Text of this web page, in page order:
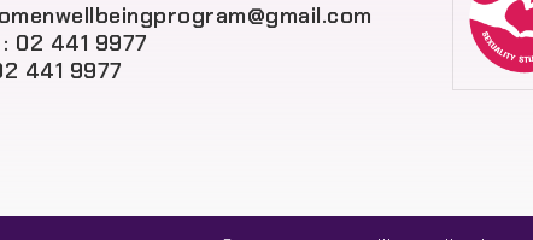
02 441 9977
441 9977